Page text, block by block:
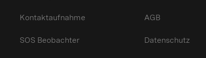
Kontaktaufnahme
SOS Beobachter
AGB
Datenschutz